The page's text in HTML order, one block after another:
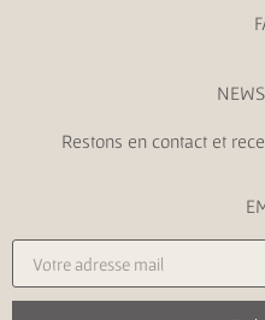
Restons en contact et